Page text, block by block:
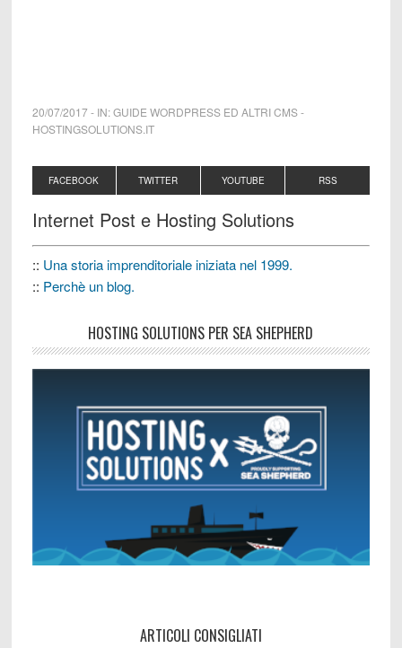
20/07/2017- IN:GUIDE WORDPRESS ED ALTRI CMS-
HOSTINGSOLUTIONS.IT
FACEBOOK TWITTER YOUTUBE RSS
Internet Post e Hosting Solutions
:: Una storia imprenditoriale iniziata nel 1999.
:: Perchè un blog.
HOSTING SOLUTIONS PER SEA SHEPHERD
ARTICOLI CONSIGLIATI